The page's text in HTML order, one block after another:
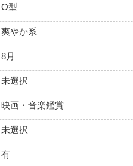
O型
爽やか系
8月
未選択
映画・音楽鑑賞
未選択
有